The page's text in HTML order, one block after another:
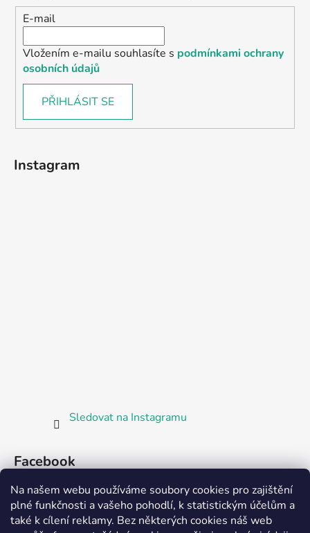
Na našem webu používáme soubory cookies pro zajištění
plné funkčnosti a vašeho pohodlí, k statistickým účelům a
také k cílení reklamy. Bez některých cookies náš web
E-mail
Vložením e-mailu souhlasíte s podmínkami ochrany
osobních údajů
PŘIHLÁSIT SE
Instagram
Sledovat na Instagramu
Facebook